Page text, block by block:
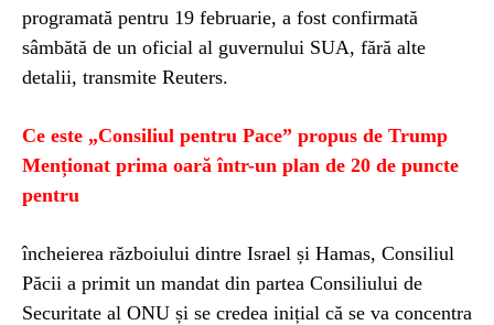
programată pentru 19 februarie, a fost confirmată
sâmbătă de un oficial al guvernului SUA, fără alte
detalii, transmite Reuters.
Ce este „Consiliul pentru Pace” propus de Trump
Menționat prima oară într-un plan de 20 de puncte
pentru
încheierea războiului dintre Israel și Hamas, Consiliul
Păcii a primit un mandat din partea Consiliului de
Securitate al ONU și se credea inițial că se va concentra